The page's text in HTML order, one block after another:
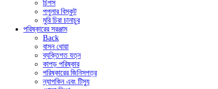
চিপস
পপুলার বিস্কুট
মুরি চিরা চানাচুর
পরিষ্কারের সরঞ্জাম
Back
বাসন ধোয়া
ব্যক্তিগত যত্ন
কাপড় পরিষ্কার
পরিষ্কারের জিনিসপত্র
ন্যাপকিন এবং টিস্যু